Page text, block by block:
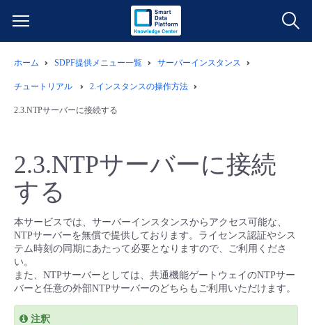
サービス一覧
データ利活用
ネットワーク
IoT
よくある質問
クラウド/サーバー
ネットワーク
料金シミュレーター
データ利活用
ご利用開始ガイド
■ 管理機能
■ セットアップガイド
ユースケース
- セキュリティ・監査
故障/メンテナンス情報
ホーム SDPF提供メニュー一覧 サーバーインスタンス
チュートリアル 2.インスタンスの操作方法
2.3.NTPサーバーに接続する
2.3.NTPサーバーに接続
する
本サービスでは、サーバーインスタンスからアクセス可能な、
NTPサーバーを無償で提供しております。ライセンス認証やシス
テム時刻の同期にあたって必要となりますので、ご利用くださ
い。
また、NTPサーバーとしては、共通機能ゲートウェイのNTPサー
バーと任意の外部NTPサーバーのどちらもご利用いただけます。
注釈